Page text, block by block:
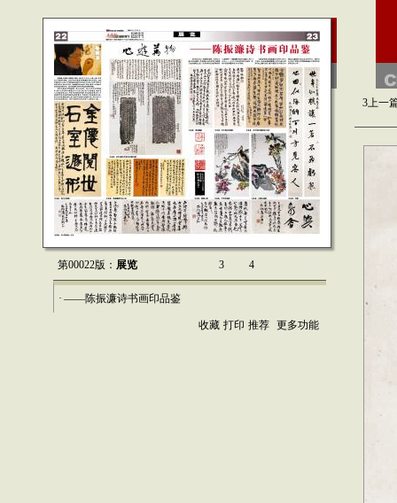
第00022版： 展览 3 4
· ——陈振濂诗书画印品鉴
收藏 打印 推荐 更多功能
3上一